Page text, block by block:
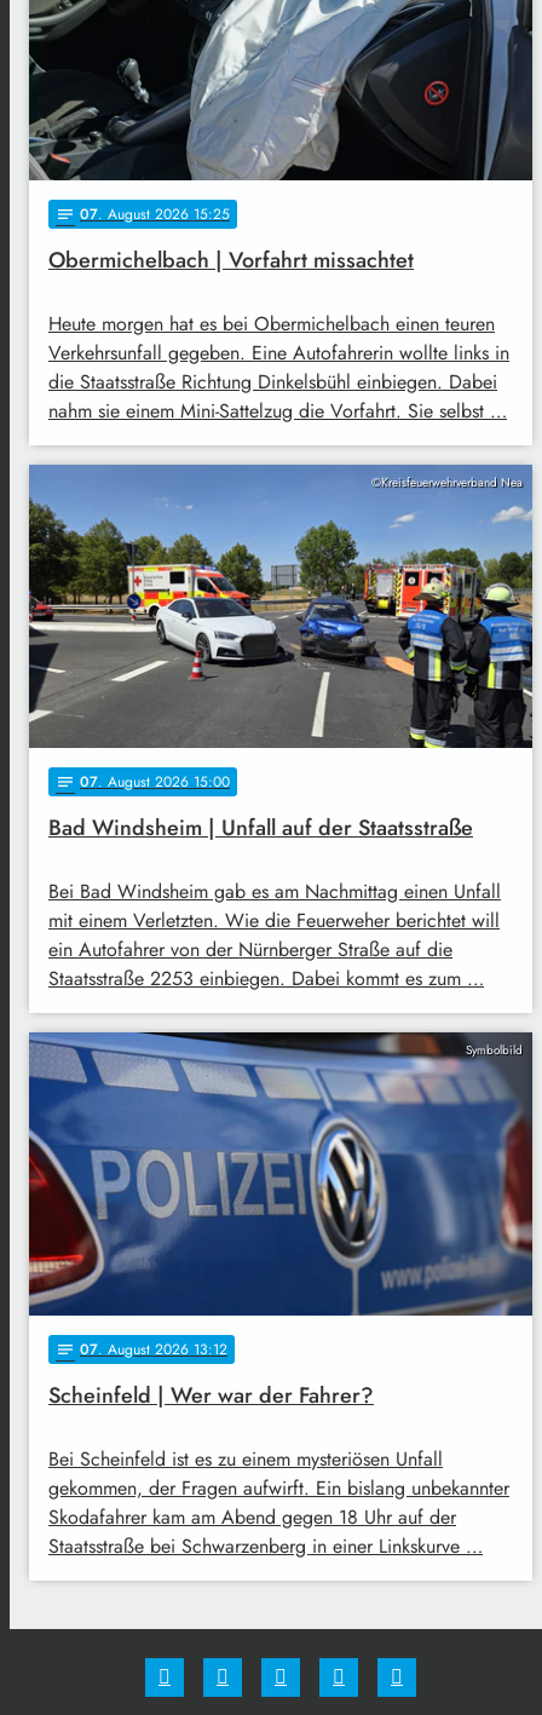
notes 07. August 2026 15:25
Obermichelbach | Vorfahrt missachtet
Heute morgen hat es bei Obermichelbach einen teuren
Verkehrsunfall gegeben. Eine Autofahrerin wollte links in
die Staatsstraße Richtung Dinkelsbühl einbiegen. Dabei
nahm sie einem Mini-Sattelzug die Vorfahrt. Sie selbst …
©Kreisfeuerwehrverband Nea
notes 07. August 2026 15:00
Bad Windsheim | Unfall auf der Staatsstraße
Bei Bad Windsheim gab es am Nachmittag einen Unfall
mit einem Verletzten. Wie die Feuerweher berichtet will
ein Autofahrer von der Nürnberger Straße auf die
Staatsstraße 2253 einbiegen. Dabei kommt es zum …
Symbolbild
notes 07. August 2026 13:12
Scheinfeld | Wer war der Fahrer?
Bei Scheinfeld ist es zu einem mysteriösen Unfall
gekommen, der Fragen aufwirft. Ein bislang unbekannter
Skodafahrer kam am Abend gegen 18 Uhr auf der
Staatsstraße bei Schwarzenberg in einer Linkskurve …